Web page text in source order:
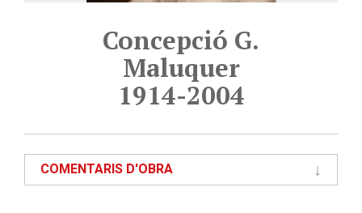
Concepció G.
Maluquer
1914-2004
COMENTARIS D'OBRA